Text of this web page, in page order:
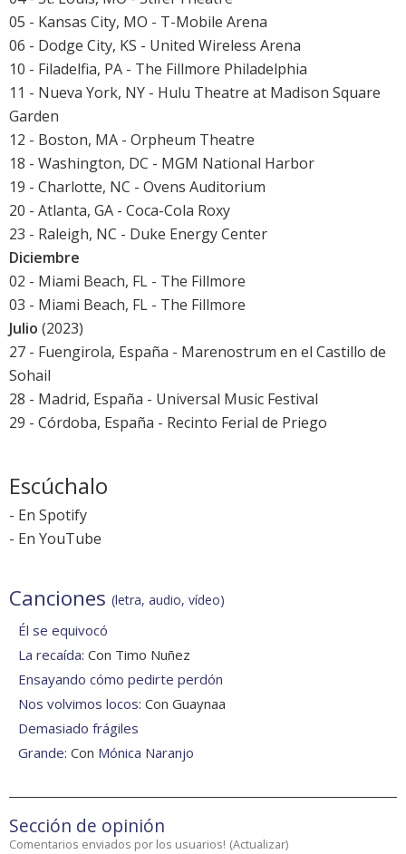
05 - Kansas City, MO - T-Mobile Arena
06 - Dodge City, KS - United Wireless Arena
10 - Filadelfia, PA - The Fillmore Philadelphia
11 - Nueva York, NY - Hulu Theatre at Madison Square
Garden
12 - Boston, MA - Orpheum Theatre
18 - Washington, DC - MGM National Harbor
19 - Charlotte, NC - Ovens Auditorium
20 - Atlanta, GA - Coca-Cola Roxy
23 - Raleigh, NC - Duke Energy Center
Diciembre
02 - Miami Beach, FL - The Fillmore
03 - Miami Beach, FL - The Fillmore
Julio (2023)
27 - Fuengirola, España - Marenostrum en el Castillo de
Sohail
28 - Madrid, España - Universal Music Festival
29 - Córdoba, España - Recinto Ferial de Priego
Escúchalo
- En Spotify
- En YouTube
Canciones (letra, audio, vídeo)
Él se equivocó
La recaída: Con Timo Nuñez
Ensayando cómo pedirte perdón
Nos volvimos locos: Con Guaynaa
Demasiado frágiles
Grande: Con Mónica Naranjo
Sección de opinión
Comentarios enviados por los usuarios! (Actualizar)